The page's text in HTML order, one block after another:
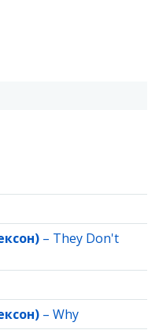
– They Don't
– Why